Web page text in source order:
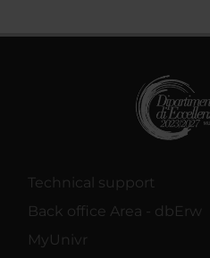
Technical support
Back office Area - dbErw
MyUnivr